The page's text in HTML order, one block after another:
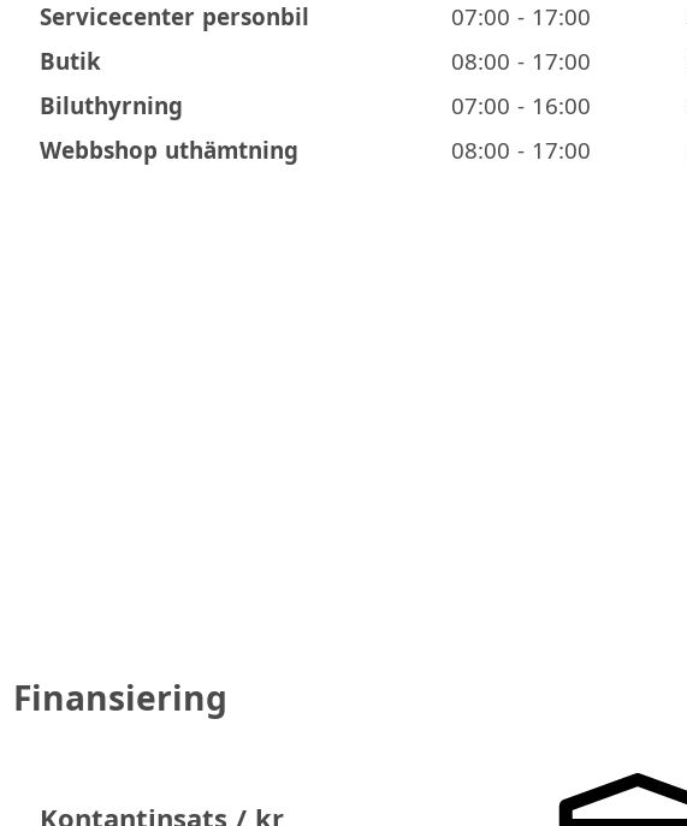
Servicecenter personbil
07:00 - 17:00
Butik
08:00 - 17:00
Biluthyrning
07:00 - 16:00
Webbshop uthämtning
08:00 - 17:00
Finansiering
Kontantinsats / kr